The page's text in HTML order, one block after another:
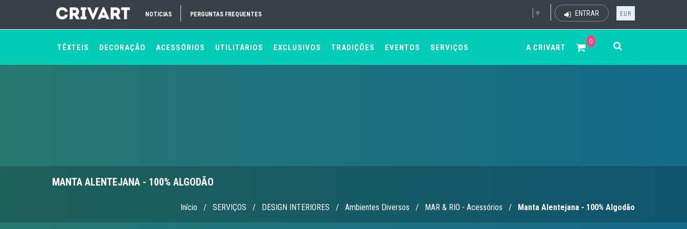
NOTICIAS PERGUNTAS FREQUENTES ▼ ENTRAR EUR
TÊXTEIS DECORAÇÃO ACESSÓRIOS UTILITÁRIOS EXCLUSIVOS TRADIÇÕES EVENTOS SERVIÇOS
0
A CRIVART
MANTA ALENTEJANA - 100% ALGODÃO
Início / SERVIÇOS / DESIGN INTERIORES / Ambientes Diversos / MAR & RIO - Acessórios / Manta Alentejana - 100% Algodão